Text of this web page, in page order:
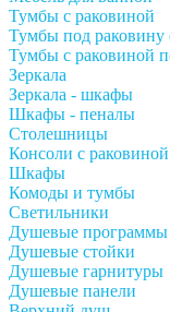
Тумбы с раковиной
Тумбы под раковину
Тумбы с раковиной
Зеркала
Зеркала - шкафы
Шкафы - пеналы
Столешницы
Консоли с раковиной
Шкафы
Комоды и тумбы
Светильники
Душевые программы
Душевые стойки
Душевые гарнитуры
Душевые панели